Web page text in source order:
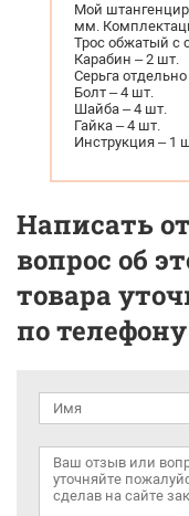
Мой
мм.
Трос обжатый с
Карабин – 2 шт.
Серьга
Болт – 4 шт.
Шайба – 4 шт.
Гайка – 4 шт.
Инструкция – 1
Написать
вопрос об
товара
по